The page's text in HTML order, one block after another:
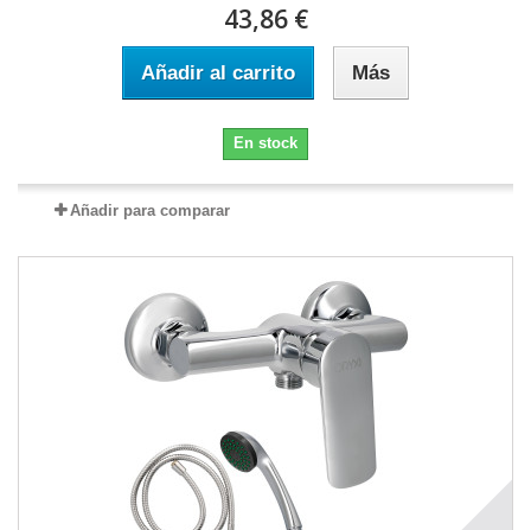
43,86 €
Añadir al carrito Más
En stock
Añadir para comparar